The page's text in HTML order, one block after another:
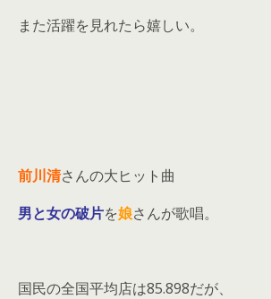
また活躍を見れたら嬉しい。
前川清さんの大ヒット曲
男と女の破片を娘さんが歌唱。
国民の全国平均店は85.898だが、